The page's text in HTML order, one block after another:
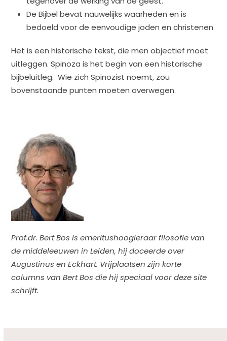
De Bijbel bevat nauwelijks waarheden en is
bedoeld voor de eenvoudige joden en christenen
Het is een historische tekst, die men objectief moet
uitleggen. Spinoza is het begin van een historische
bijbeluitleg. Wie zich Spinozist noemt, zou
bovenstaande punten moeten overwegen.
Prof.dr. Bert Bos is emeritushoogleraar filosofie van
de middeleeuwen in Leiden, hij doceerde over
Augustinus en Eckhart. Vrijplaatsen zijn korte
columns van Bert Bos die hij speciaal voor deze site
schrijft.